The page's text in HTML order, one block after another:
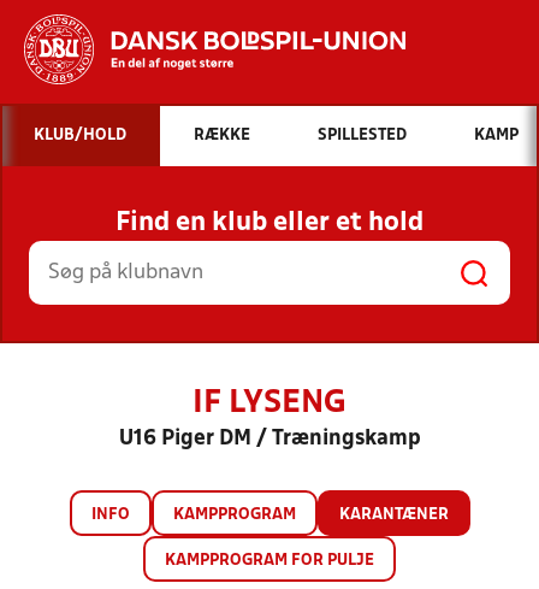
Hvad vil du søge efter?
INDHOLD OG NYHEDER
STILLINGER, RESULTATER, KLUBBER OG
HOLD
KLUB/HOLD RÆKKE SPILLESTED KAMP
Find en klub eller et hold
IF LYSENG
U16 Piger DM / Træningskamp
INFO KAMPPROGRAM KARANTÆNER
KAMPPROGRAM FOR PULJE